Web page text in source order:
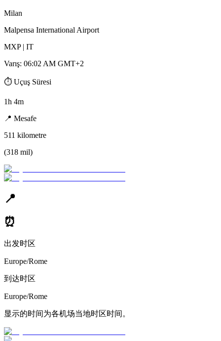
Milan
Malpensa International Airport
MXP| IT
Varış: 06:02 AM GMT+2
⏱️ Uçuş Süresi
1h 4m
📍 Mesafe
511 kilometre
(318 mil)
📍
⏰
出发时区
Europe/Rome
到达时区
Europe/Rome
显示的时间为各机场当地时区时间。